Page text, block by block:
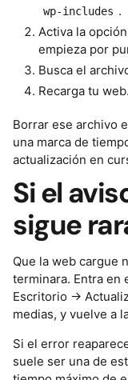
wp-includes .
Activa la
empieza por
Busca el
Recarga tu
Borrar ese archivo
una marca de
actualización en
Si el
sigue
Que la web cargue
terminara. Entra en
Escritorio →
medias, y vuelve a
Si el error
suele ser una de